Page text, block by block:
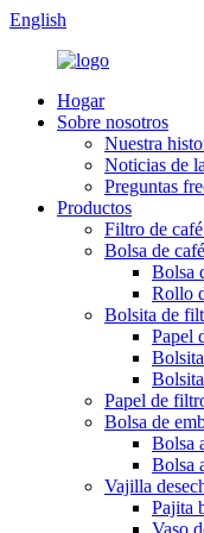
English
Hogar
Sobre nosotros
Nuestra
Noticias de
Preguntas
Productos
Filtro de
Bolsa de
Bolsa
Rollo
Bolsita de
Papel
Papel de
Bolsa de
Bolsa
Bolsa
Vajilla
Pajita
Vaso